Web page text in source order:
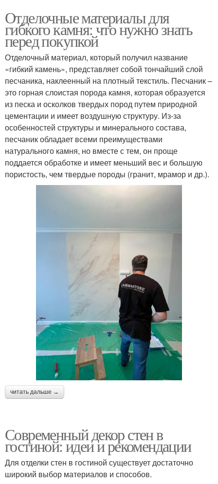
Отделочные материалы для
гибкого камня: что нужно знать
перед покупкой
Отделочный материал, который получил название
«гибкий камень», представляет собой тончайший слой
песчаника, наклеенный на плотный текстиль. Песчаник –
это горная слоистая порода камня, которая образуется
из песка и осколков твердых пород путем природной
цементации и имеет воздушную структуру. Из-за
особенностей структуры и минерального состава,
песчаник обладает всеми преимуществами
натурального камня, но вместе с тем, он проще
поддается обработке и имеет меньший вес и большую
пористость, чем твердые породы (гранит, мрамор и др.).
читать дальше →
Современный декор стен в
гостиной: идеи и рекомендации
Для отделки стен в гостиной существует достаточно
широкий выбор материалов и способов.